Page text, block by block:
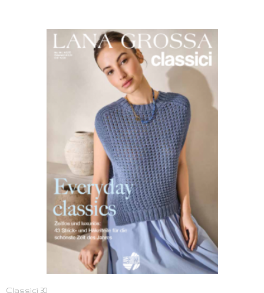
Classici 30